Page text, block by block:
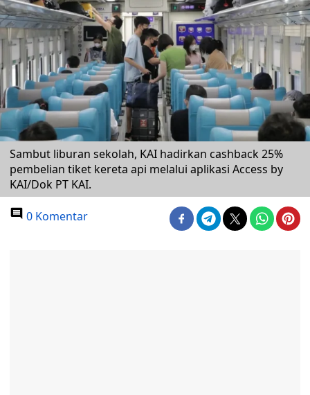
Sambut liburan sekolah, KAI hadirkan cashback 25%
pembelian tiket kereta api melalui aplikasi Access by
KAI/Dok PT KAI.
0 Komentar